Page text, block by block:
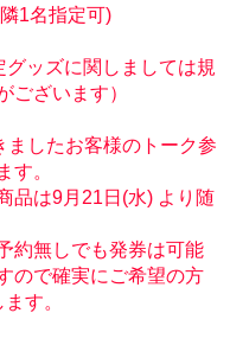
1名指定可)
ッズに関しましては規
ございます）
ましたお客様のトーク参
す。
品は9月21日(水) より随
約無しでも発券は可能
ので確実にご希望の方
す。